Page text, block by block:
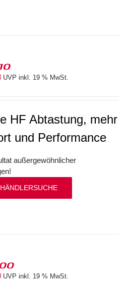
UVP inkl. 19 % MwSt.
HF Abtastung, mehr
und Performance
außergewöhnlicher
UVP inkl. 19 % MwSt.